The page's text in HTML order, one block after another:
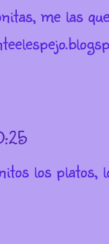
me las
los